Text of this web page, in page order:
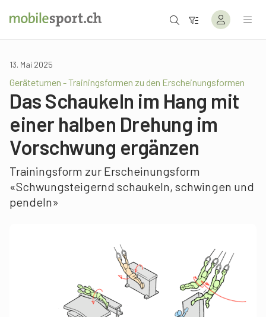
13. Mai 2025
Geräteturnen - Trainingsformen zu den Erscheinungsformen
Das Schaukeln im Hang mit
einer halben Drehung im
Vorschwung ergänzen
Trainingsform zur Erscheinungsform
«Schwungsteigernd schaukeln, schwingen und
pendeln»